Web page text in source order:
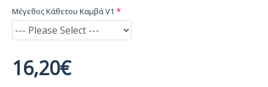
16,20€
Μέγεθος Κάθετου Καμβά V1